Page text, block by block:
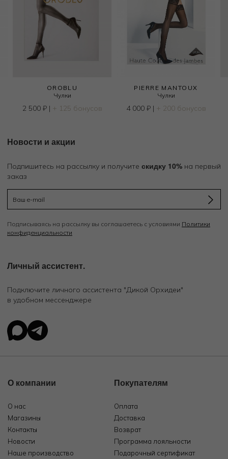
OROBLU
Чулки
2 500 ₽| + 125 бонусов
PIERRE MANTOUX
Чулки
4 000 ₽| + 200 бонусов
Новости и акции
Подпишитесь на рассылку и получите скидку 10% на первый
заказ
Подписываясь на рассылку вы соглашаетесь с условиями Политики
конфиденциальности
Личный ассистент.
Подключите личного ассистента "Дикой Орхидеи"
в удобном мессенджере
О компании
О нас
Магазины
Контакты
Новости
Наше производство
Покупателям
Оплата
Доставка
Возврат
Программа лояльности
Подарочный сертификат